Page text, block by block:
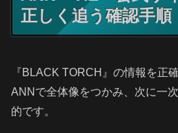
正しく追う確認手順
『BLACK TORCH』の情報を正
ANNで全体像をつかみ、次に一
的です。